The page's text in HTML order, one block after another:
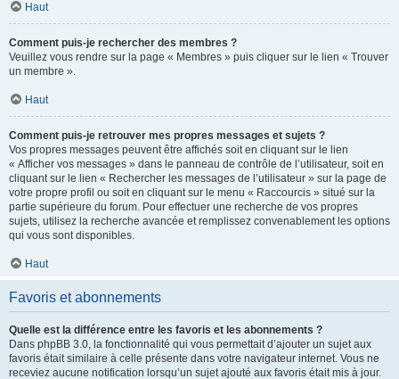
Haut
Comment puis-je rechercher des membres ?
Veuillez vous rendre sur la page « Membres » puis cliquer sur le lien « Trouver
un membre ».
Haut
Comment puis-je retrouver mes propres messages et sujets ?
Vos propres messages peuvent être affichés soit en cliquant sur le lien
« Afficher vos messages » dans le panneau de contrôle de l’utilisateur, soit en
cliquant sur le lien « Rechercher les messages de l’utilisateur » sur la page de
votre propre profil ou soit en cliquant sur le menu « Raccourcis » situé sur la
partie supérieure du forum. Pour effectuer une recherche de vos propres
sujets, utilisez la recherche avancée et remplissez convenablement les options
qui vous sont disponibles.
Haut
Favoris et abonnements
Quelle est la différence entre les favoris et les abonnements ?
Dans phpBB 3.0, la fonctionnalité qui vous permettait d’ajouter un sujet aux
favoris était similaire à celle présente dans votre navigateur internet. Vous ne
receviez aucune notification lorsqu’un sujet ajouté aux favoris était mis à jour.